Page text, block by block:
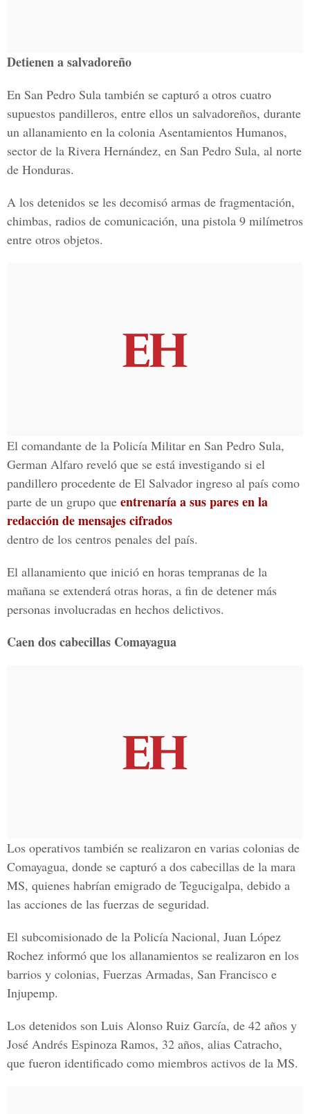
Detienen a salvadoreño
En San Pedro Sula también se capturó a otros cuatro
supuestos pandilleros, entre ellos un salvadoreños, durante
un allanamiento en la colonia Asentamientos Humanos,
sector de la Rivera Hernández, en San Pedro Sula, al norte
de Honduras.
A los detenidos se les decomisó armas de fragmentación,
chimbas, radios de comunicación, una pistola 9 milímetros
entre otros objetos.
El comandante de la Policía Militar en San Pedro Sula,
German Alfaro reveló que se está investigando si el
pandillero procedente de El Salvador ingreso al país como
parte de un grupo que entrenaría a sus pares en la
redacción de mensajes cifrados
dentro de los centros penales del país.
El allanamiento que inició en horas tempranas de la
mañana se extenderá otras horas, a fin de detener más
personas involucradas en hechos delictivos.
Caen dos cabecillas Comayagua
Los operativos también se realizaron en varias colonias de
Comayagua, donde se capturó a dos cabecillas de la mara
MS, quienes habrían emigrado de Tegucigalpa, debido a
las acciones de las fuerzas de seguridad.
El subcomisionado de la Policía Nacional, Juan López
Rochez informó que los allanamientos se realizaron en los
barrios y colonias, Fuerzas Armadas, San Francisco e
Injupemp.
Los detenidos son Luis Alonso Ruiz García, de 42 años y
José Andrés Espinoza Ramos, 32 años, alias Catracho,
que fueron identificado como miembros activos de la MS.